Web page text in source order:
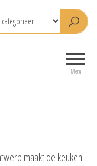
Menu
maakt de keuken